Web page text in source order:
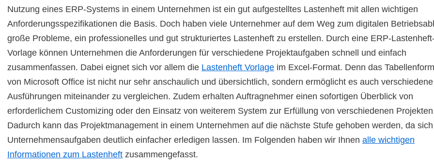
Nutzung eines ERP-Systems in einem Unternehmen ist ein gut aufgestelltes Lastenheft mit allen wichtigen
Anforderungsspezifikationen die Basis. Doch haben viele Unternehmer auf dem Weg zum digitalen
große Probleme, ein professionelles und gut strukturiertes Lastenheft zu erstellen. Durch eine ERP-
Vorlage können Unternehmen die Anforderungen für verschiedene Projektaufgaben schnell und einfach
zusammenfassen. Dabei eignet sich vor allem die Lastenheft Vorlage im Excel-Format. Denn das
von Microsoft Office ist nicht nur sehr anschaulich und übersichtlich, sondern ermöglicht es auch verschiedene
Ausführungen miteinander zu vergleichen. Zudem erhalten Auftragnehmer einen sofortigen Überblick von
erforderlichem Customizing oder den Einsatz von weiterem System zur Erfüllung von verschiedenen
Dadurch kann das Projektmanagement in einem Unternehmen auf die nächste Stufe gehoben werden, da sich
Unternehmensaufgaben deutlich einfacher erledigen lassen. Im Folgenden haben wir Ihnen alle wichtigen
Informationen zum Lastenheft zusammengefasst.